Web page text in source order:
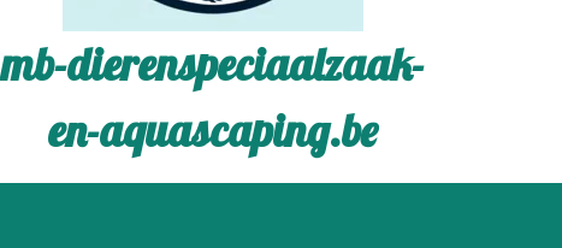
mb-dierenspeciaalzaak-
en-aquascaping.be